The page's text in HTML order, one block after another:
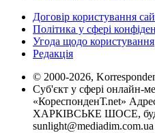
Договір користування
Політика у сфері
Угода щодо користування
Редакція
© 2000-2026,
Суб'єкт у сфері онлайн-
«КореспонденТ.net»
ХАРКІВСЬКЕ ШОСЕ,
sunlight@mediadim.com.ua